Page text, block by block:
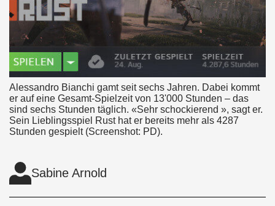
Alessandro Bianchi gamt seit sechs Jahren. Dabei kommt
er auf eine Gesamt-Spielzeit von 13'000 Stunden – das
sind sechs Stunden täglich. «Sehr schockierend », sagt er.
Sein Lieblingsspiel Rust hat er bereits mehr als 4287
Stunden gespielt (Screenshot: PD).
Sabine Arnold